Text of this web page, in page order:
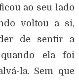
ao seu lado
voltou a si,
de sentir a
ela foi
la. Sem que